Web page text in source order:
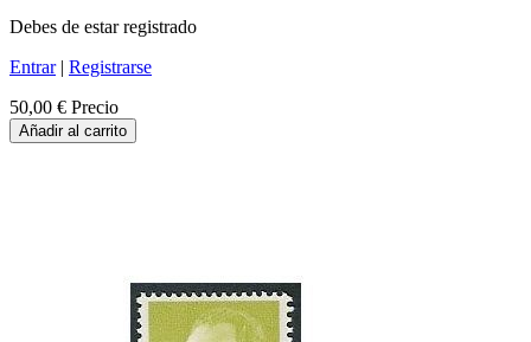
Debes de estar registrado
Entrar| Registrarse
50,00 € Precio
Añadir al carrito